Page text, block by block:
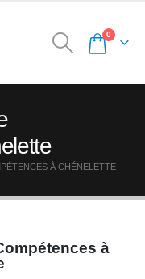
0
À CHÉNELETTE
à